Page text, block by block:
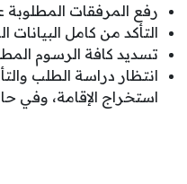
رفع المرفقات المطلوبة
التأكد من كامل البيانات
تسديد كافة الرسوم
استخراج الإقامة، وفي